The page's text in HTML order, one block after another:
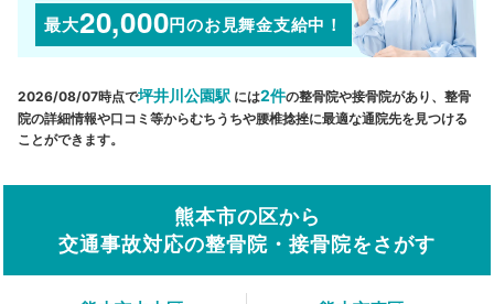
最大20,000円のお見舞金支給中！
2026/08/07時点で坪井川公園駅 には2件の整骨院や接骨院があり、整骨
院の詳細情報や口コミ等からむちうちや腰椎捻挫に最適な通院先を見つける
ことができます。
熊本市の区から
交通事故対応の整骨院・接骨院をさがす